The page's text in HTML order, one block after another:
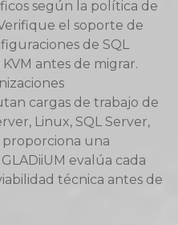
según la política de
el soporte de
de SQL
antes de migrar.
cargas de trabajo de
Linux, SQL Server,
una
evalúa cada
técnica antes de